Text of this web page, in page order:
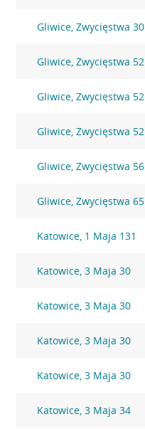
Gliwice, Zwycięstwa 30
Gliwice, Zwycięstwa 52
Gliwice, Zwycięstwa 52
Gliwice, Zwycięstwa 52
Gliwice, Zwycięstwa 56
Gliwice, Zwycięstwa 65
Katowice, 1 Maja 131
Katowice, 3 Maja 30
Katowice, 3 Maja 30
Katowice, 3 Maja 30
Katowice, 3 Maja 30
Katowice, 3 Maja 34